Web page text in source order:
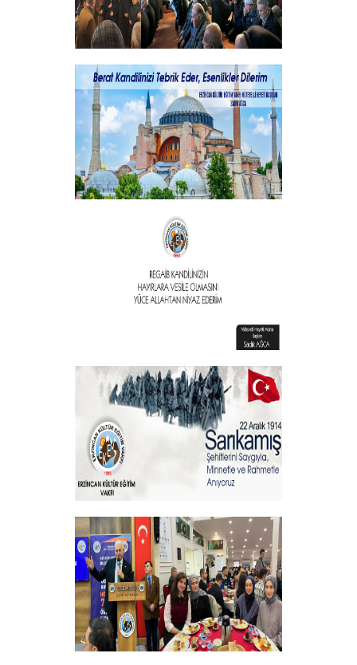
Şehitlerimizi Rahmet ve Minnetle
Andık...
+
Vakıf Başkanımızdan Kandil mesajı
+
Vakıf Başkanımızdan Kandil mesajı
+
Sehitlerimizi Rahmetle Anıyoruz
+